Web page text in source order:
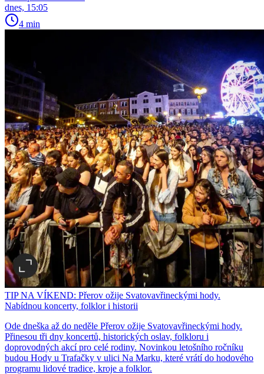
dnes, 15:05
4 min
TIP NA VÍKEND: Přerov ožije Svatovavřineckými hody.
Nabídnou koncerty, folklor i historii
Ode dneška až do neděle Přerov ožije Svatovavřineckými hody.
Přinesou tři dny koncertů, historických oslav, folkloru i
doprovodných akcí pro celé rodiny. Novinkou letošního ročníku
budou Hody u Trafačky v ulici Na Marku, které vrátí do hodového
programu lidové tradice, kroje a folklor.